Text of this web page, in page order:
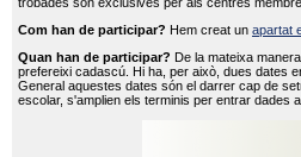
trobades són exclusives per als centres
Com han de participar? Hem creat un apartat
Quan han de participar? De la mateixa
prefereixi cadascú. Hi ha, per això, dues dates
General aquestes dates són el darrer cap de
escolar, s'amplien els terminis per entrar dades